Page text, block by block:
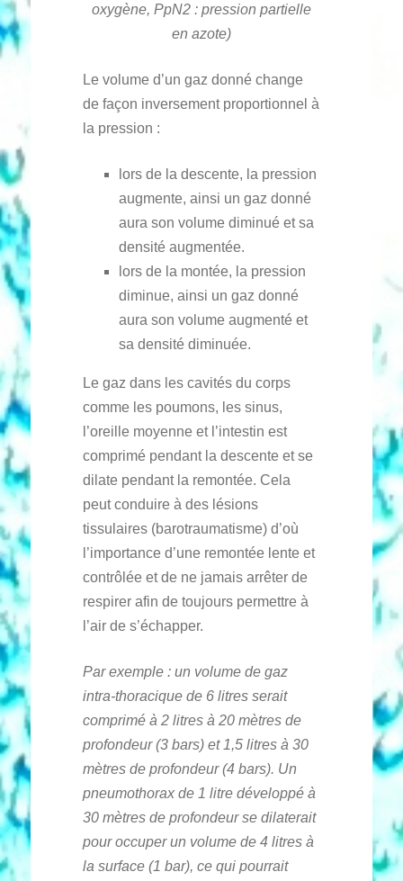
oxygène, PpN2 : pression partielle
en azote)
Le volume d’un gaz donné change
de façon inversement proportionnel à
la pression :
lors de la descente, la pression
augmente, ainsi un gaz donné
aura son volume diminué et sa
densité augmentée.
lors de la montée, la pression
diminue, ainsi un gaz donné
aura son volume augmenté et
sa densité diminuée.
Le gaz dans les cavités du corps
comme les poumons, les sinus,
l’oreille moyenne et l’intestin est
comprimé pendant la descente et se
dilate pendant la remontée. Cela
peut conduire à des lésions
tissulaires (barotraumatisme) d’où
l’importance d’une remontée lente et
contrôlée et de ne jamais arrêter de
respirer afin de toujours permettre à
l’air de s’échapper.
Par exemple : un volume de gaz
intra-thoracique de 6 litres serait
comprimé à 2 litres à 20 mètres de
profondeur (3 bars) et 1,5 litres à 30
mètres de profondeur (4 bars). Un
pneumothorax de 1 litre développé à
30 mètres de profondeur se dilaterait
pour occuper un volume de 4 litres à
la surface (1 bar), ce qui pourrait